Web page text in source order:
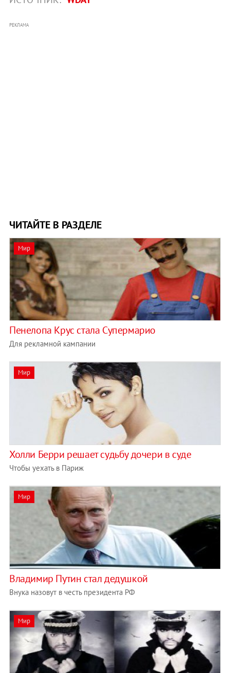
РЕКЛАМА
ЧИТАЙТЕ В РАЗДЕЛЕ
Мир
Пенелопа Крус стала Супермарио
Для рекламной кампании
Мир
Холли Берри решает судьбу дочери в суде
Чтобы уехать в Париж
Мир
Владимир Путин стал дедушкой
Внука назовут в честь президента РФ
Мир